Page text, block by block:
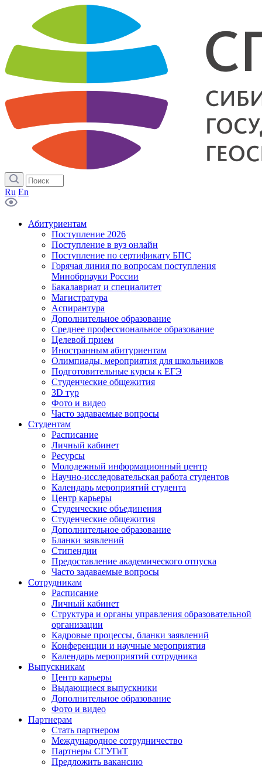
Ru En
Абитуриентам
Поступление 2026
Поступление в вуз онлайн
Поступление по сертификату БПС
Горячая линия по вопросам поступления
Минобрнауки России
Бакалавриат и специалитет
Магистратура
Аспирантура
Дополнительное образование
Среднее профессиональное образование
Целевой прием
Иностранным абитуриентам
Олимпиады, мероприятия для школьников
Подготовительные курсы к ЕГЭ
Студенческие общежития
3D тур
Фото и видео
Часто задаваемые вопросы
Студентам
Расписание
Личный кабинет
Ресурсы
Молодежный информационный центр
Научно-исследовательская работа студентов
Календарь мероприятий студента
Центр карьеры
Студенческие объединения
Студенческие общежития
Дополнительное образование
Бланки заявлений
Стипендии
Предоставление академического отпуска
Часто задаваемые вопросы
Сотрудникам
Расписание
Личный кабинет
Структура и органы управления образовательной
организации
Кадровые процессы, бланки заявлений
Конференции и научные мероприятия
Календарь мероприятий сотрудника
Выпускникам
Центр карьеры
Выдающиеся выпускники
Дополнительное образование
Фото и видео
Партнерам
Стать партнером
Международное сотрудничество
Партнеры СГУГиТ
Предложить вакансию